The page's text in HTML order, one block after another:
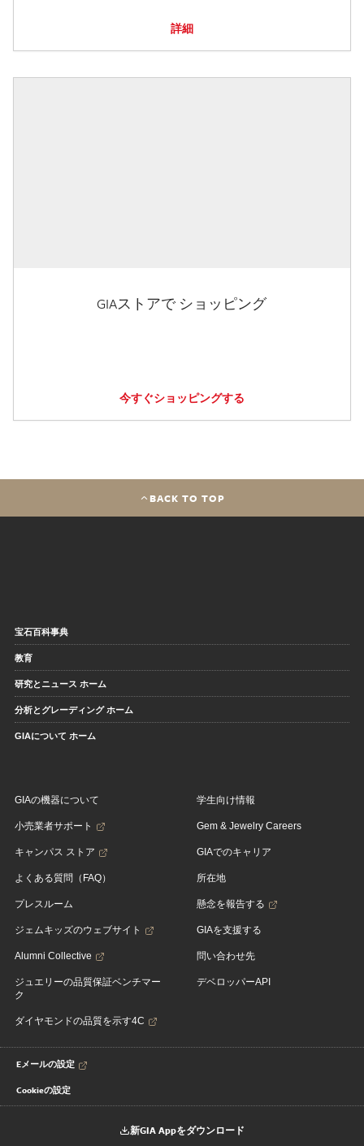
詳細
GIAストアで ショッピング
今すぐショッピングする
BACK TO TOP
宝石百科事典
教育
研究とニュース ホーム
分析とグレーディング ホーム
GIAについて ホーム
GIAの機器について
小売業者サポート
キャンパス ストア
よくある質問（FAQ）
プレスルーム
ジェムキッズのウェブサイト
Alumni Collective
ジュエリーの品質保証ベンチマー
ク
ダイヤモンドの品質を示す4C
学生向け情報
Gem & Jewelry Careers
GIAでのキャリア
所在地
懸念を報告する
GIAを支援する
問い合わせ先
デベロッパーAPI
Eメールの設定
Cookieの設定
新GIA Appをダウンロード